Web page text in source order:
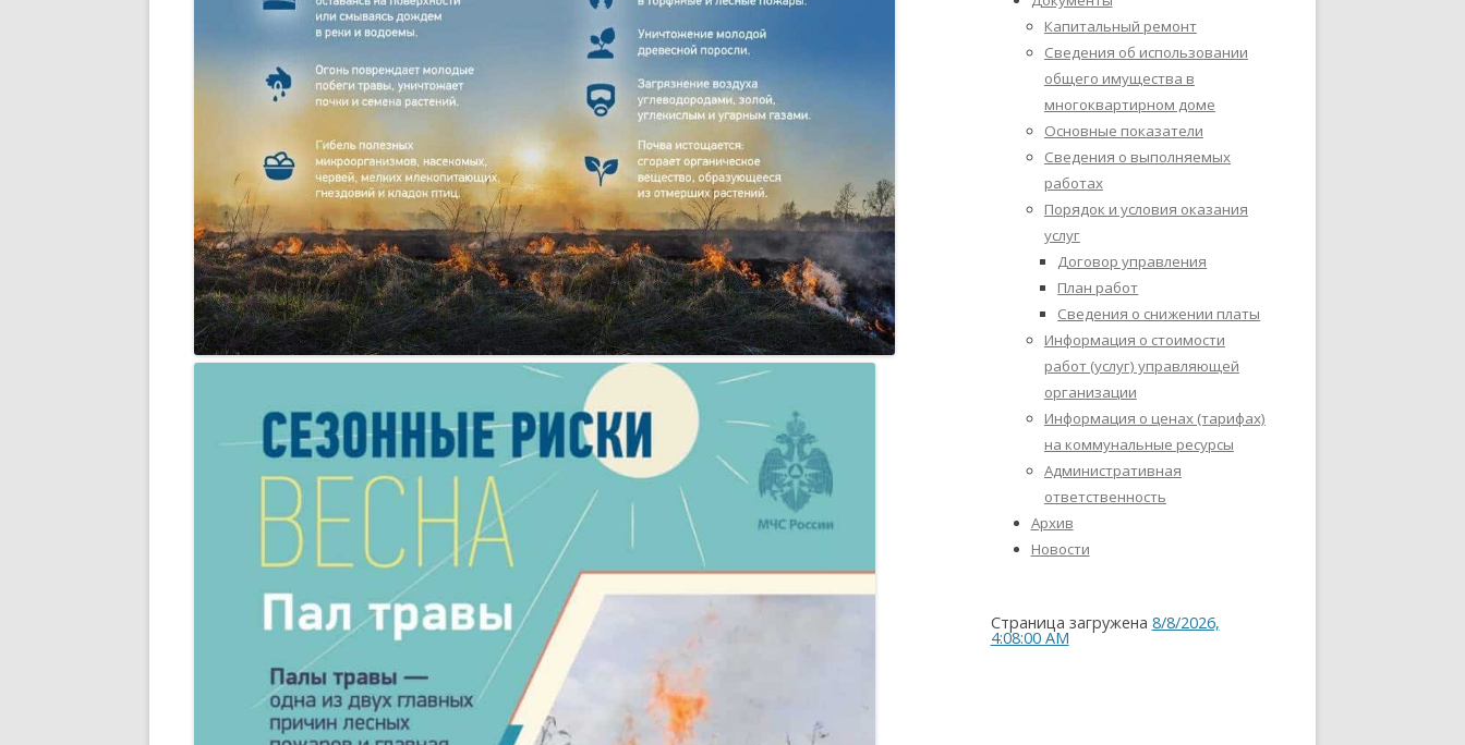
ОРГАНИЗАЦИИ
(ТАРИФАХ) НА КОММУНАЛЬНЫЕ
РЕСУРСЫ
Капитальный ремонт
Сведения об использовании
общего имущества в
многоквартирном доме
Основные показатели
Сведения о выполняемых
работах
Порядок и условия оказания
услуг
Договор управления
План работ
Сведения о снижении платы
Информация о стоимости
работ (услуг) управляющей
организации
Информация о ценах (тарифах)
на коммунальные ресурсы
Административная
ответственность
Архив
Новости
Страница загружена 8/8/2026,
4:08:00 AM